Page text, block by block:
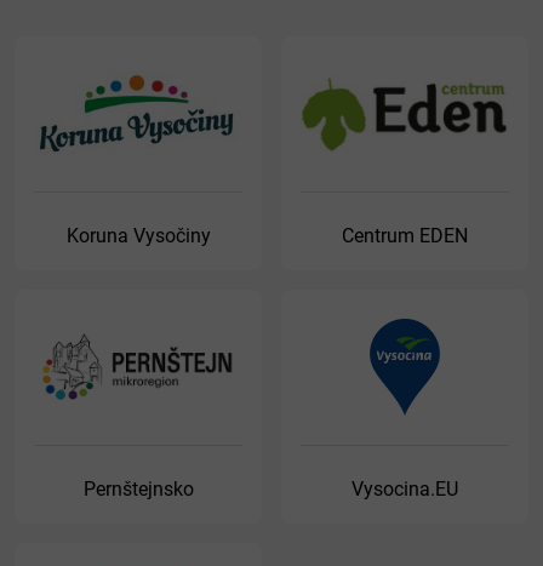
Koruna Vysočiny Centrum EDEN
Pernštejnsko Vysocina.EU